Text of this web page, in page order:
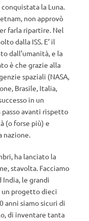
la Luna.
non approvò
farla ripartire. Nel
dalla ISS. E’ il
dall’umanità, e la
è che grazie alla
spaziali (NASA,
Brasile, Italia,
in un
avanti rispetto
(o forse più) e
nazione.
ha lanciato la
stavolta. Facciamo
India, le grandi
un progetto dieci
anni siamo sicuri di
di inventare tanta